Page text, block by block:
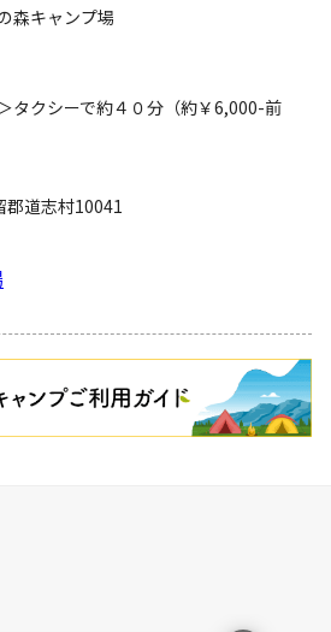
森キャンプ場
タクシーで約４０分（約￥6,000-前
郡道志村10041